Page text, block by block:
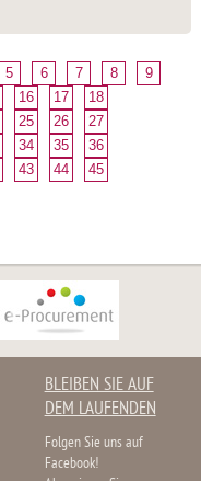
5 6 7 8
9
16 17
18
25 26
27
34 35
36
43 44
45
BLEIBEN SIE AUF
DEM LAUFENDEN
Folgen Sie uns auf
Facebook!